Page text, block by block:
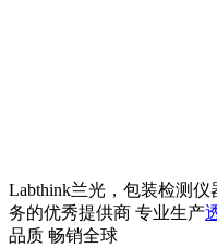
Labthink兰光，包装检测仪
务的优秀提供商 专业生产
品质 畅销全球